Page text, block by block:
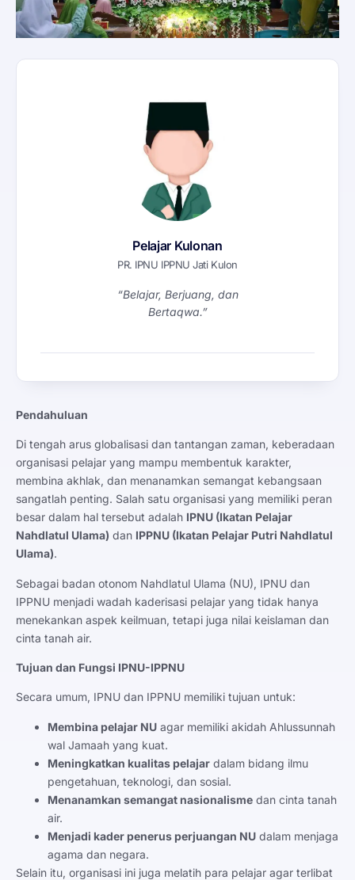
Pelajar Kulonan
PR. IPNU IPPNU Jati Kulon
“Belajar, Berjuang, dan
Bertaqwa.”
Pendahuluan
Di tengah arus globalisasi dan tantangan zaman, keberadaan
organisasi pelajar yang mampu membentuk karakter,
membina akhlak, dan menanamkan semangat kebangsaan
sangatlah penting. Salah satu organisasi yang memiliki peran
besar dalam hal tersebut adalah IPNU (Ikatan Pelajar
Nahdlatul Ulama) dan IPPNU (Ikatan Pelajar Putri Nahdlatul
Ulama).
Sebagai badan otonom Nahdlatul Ulama (NU), IPNU dan
IPPNU menjadi wadah kaderisasi pelajar yang tidak hanya
menekankan aspek keilmuan, tetapi juga nilai keislaman dan
cinta tanah air.
Tujuan dan Fungsi IPNU-IPPNU
Secara umum, IPNU dan IPPNU memiliki tujuan untuk:
Membina pelajar NU agar memiliki akidah Ahlussunnah
wal Jamaah yang kuat.
Meningkatkan kualitas pelajar dalam bidang ilmu
pengetahuan, teknologi, dan sosial.
Menanamkan semangat nasionalisme dan cinta tanah
air.
Menjadi kader penerus perjuangan NU dalam menjaga
agama dan negara.
Selain itu, organisasi ini juga melatih para pelajar agar terlibat